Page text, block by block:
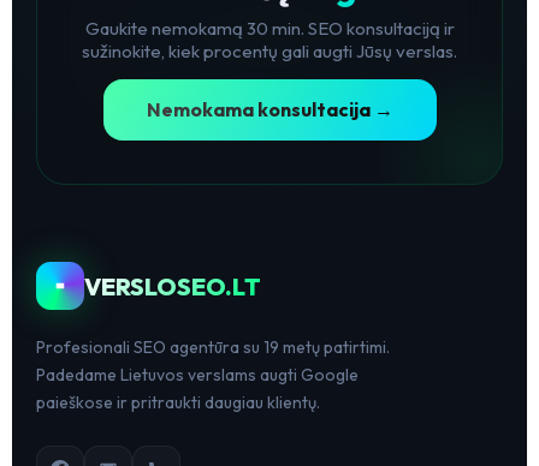
Gaukite nemokamą 30 min. SEO konsultaciją ir
sužinokite, kiek procentų gali augti Jūsų verslas.
Nemokama konsultacija →
VERSLOSEO.LT
Profesionali SEO agentūra su 19 metų patirtimi.
Padedame Lietuvos verslams augti Google
paieškose ir pritraukti daugiau klientų.